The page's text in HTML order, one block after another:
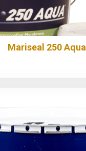
Mariseal 250 Aqua